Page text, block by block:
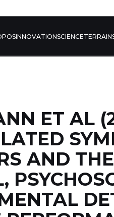
INNOVATIONSCIENCETERRAIN
ET AL
AND